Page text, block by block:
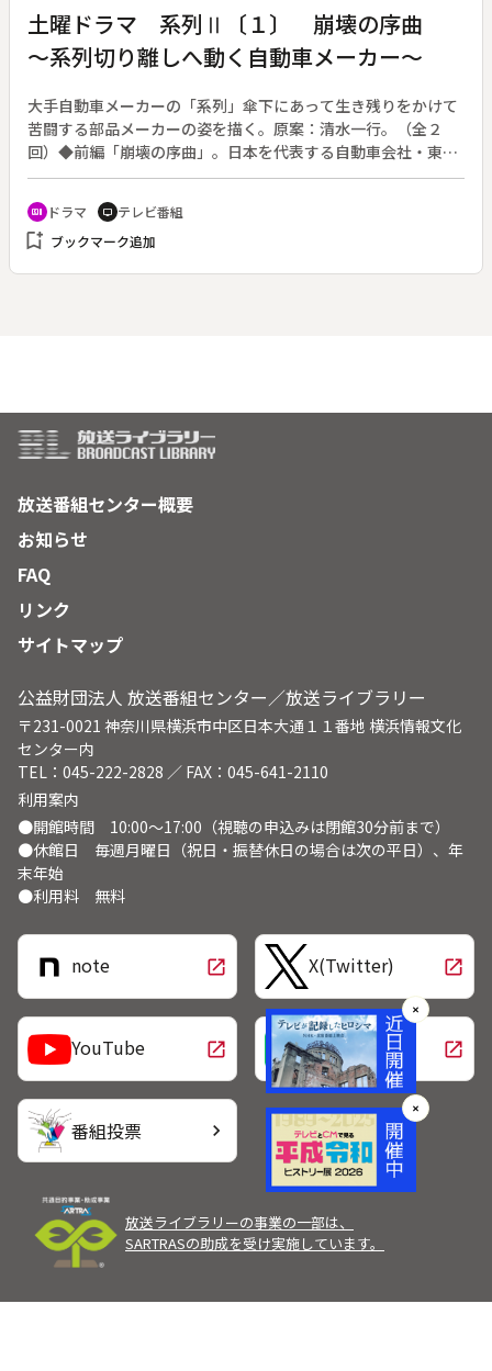
が借りた金の返済をクレジット会社から迫られ、不倫相手から
は手切れ金を要求され、ゆきから金を借りることになる。
土曜ドラマ 系列Ⅱ〔１〕 崩壊の序曲
～系列切り離しへ動く自動車メーカー～
大手自動車メーカーの「系列」傘下にあって生き残りをかけて
苦闘する部品メーカーの姿を描く。原案：清水一行。（全２
回）◆前編「崩壊の序曲」。日本を代表する自動車会社・東京
自動車の系列傘下にある自動車ランプメーカー、大成照明器。
企業としての独自性を守ろうとして部下たちの造反にあい、会
長を解任された浜岡茂哉（佐藤慶）は、引退して趣味の陶芸に
熱中する。大成照明器に残った長男・祥吾（三浦友和）も、会
recent_actors ドラマ tv テレビ番組
bookmark_add ブックマーク追加
放送番組センター概要
お知らせ
FAQ
リンク
サイトマップ
公益財団法人 放送番組センター／放送ライブラリー
〒231-0021 神奈川県横浜市中区日本大通１１番地 横浜情報文化
センター内
TEL：045-222-2828 ／ FAX：045-641-2110
利用案内
●開館時間 10:00～17:00（視聴の申込みは閉館30分前まで）
●休館日 毎週月曜日（祝日・振替休日の場合は次の平日）、年
末年始
●利用料 無料
note open_in_new X(Twitter) open_in_new
YouTube open_in_new LINE open_in_new
番組投票 chevron_right
放送ライブラリーの事業の一部は、
SARTRASの助成を受け実施しています。
✕
✕